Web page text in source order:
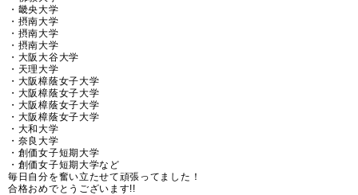
・畿央大学
・摂南大学
・摂南大学
・摂南大学
・大阪大谷大学
・天理大学
・大阪樟蔭女子大学
・大阪樟蔭女子大学
・大阪樟蔭女子大学
・大阪樟蔭女子大学
・大和大学
・奈良大学
・創価女子短期大学
・創価女子短期大学など
毎日自分を奮い立たせて頑張ってました！
合格おめでとうございます!!